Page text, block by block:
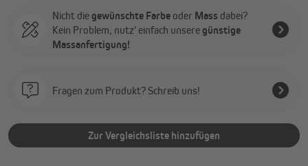
Nicht die gewünschte Farbe oder Mass dabei?
Kein Problem, nutz' einfach unsere günstige
Massanfertigung!
Fragen zum Produkt? Schreib uns!
Zur Vergleichsliste hinzufügen